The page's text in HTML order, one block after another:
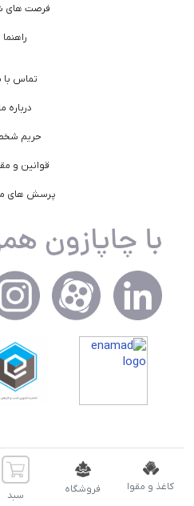
کاغذ و مقوا فروشگاه سبد
فرصت های
راهنما
تماس با
درباره ما
حریم
قوانین و
پرسش های
تمام حقوق مادی و معنوی سایت